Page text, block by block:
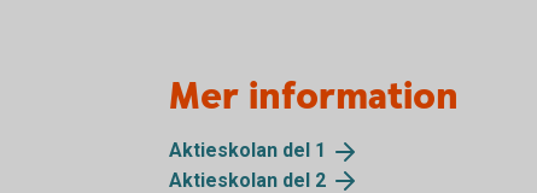
Mer information
Aktieskolan del 1
Aktieskolan del 2